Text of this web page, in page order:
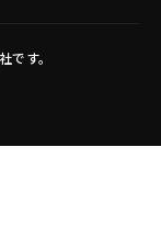
です。